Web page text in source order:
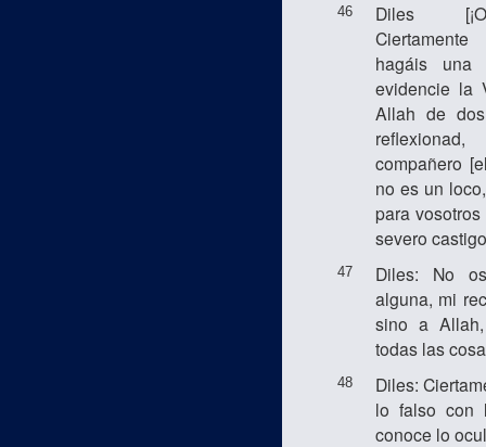
46
Diles
hagáis
evidencie la
Allah de
compañero
no es un
para
severo
47
Diles: No
alguna, mi
sino a
todas las
48
Diles:
lo falso con
conoce lo